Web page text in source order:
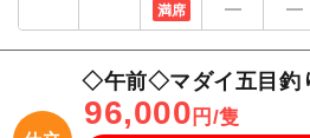
満席
◇午前◇マダイ五目釣
96,000 円/隻